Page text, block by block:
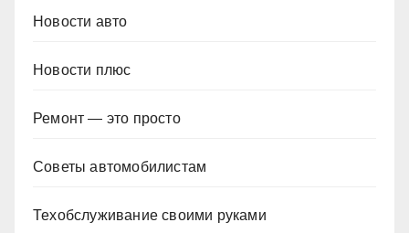
Новости авто
Новости плюс
Ремонт — это просто
Советы автомобилистам
Техобслуживание своими руками